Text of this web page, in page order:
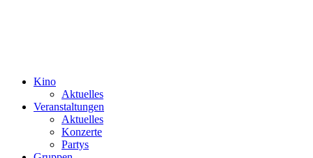
Kino
Aktuelles
Veranstaltungen
Aktuelles
Konzerte
Partys